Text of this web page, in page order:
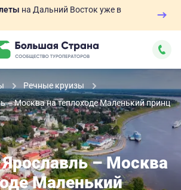
на Дальний Восток уже в
Речные круизы
– Москва на теплоходе Маленький принц
– Москва
Маленький